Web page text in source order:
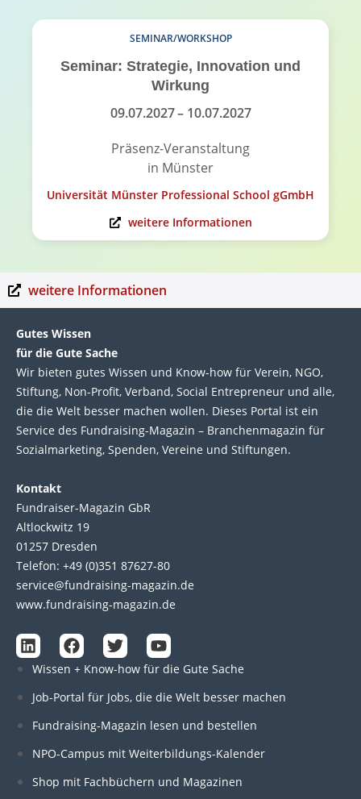
SEMINAR/WORKSHOP
Seminar: Strategie, Innovation und
Wirkung
09.07.2027– 10.07.2027
Präsenz-Veranstaltung
in Münster
Universität Münster Professional School gGmbH
weitere Informationen
weitere Informationen
Gutes Wissen
für die Gute Sache
Wir bie­ten gutes Wis­sen und Know-how für Ver­ein, NGO,
Stif­tung, Non-Profit, Ver­band, Social Entre­pre­neur und alle,
die die Welt bes­ser machen wol­len. Die­ses Por­tal ist ein
Service des Fund­raising-Magazin – Bran­chen­magazin für
Sozial­marke­ting, Spen­den, Ver­eine und Stif­tun­gen.
Kontakt
Fundraiser-Magazin GbR
Altlockwitz 19
01257 Dresden
Telefon: +49 (0)351 87627-80
service@fundraising-magazin.de
www.fundraising-magazin.de
L
i
n
k
e
d
n
F
a
c
e
b
o
k
T
w
i
t
t
e
r
Y
o
u
t
u
b
Wissen + Know-how für die Gute Sache
Job-Portal für Jobs, die die Welt besser machen
Fundraising-Magazin lesen und bestellen
NPO-Campus mit Weiterbildungs-Kalender
Shop mit Fachbüchern und Magazinen